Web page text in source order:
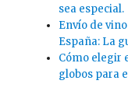
sea especial.
Envío de
España: La
Cómo elegir
globos para